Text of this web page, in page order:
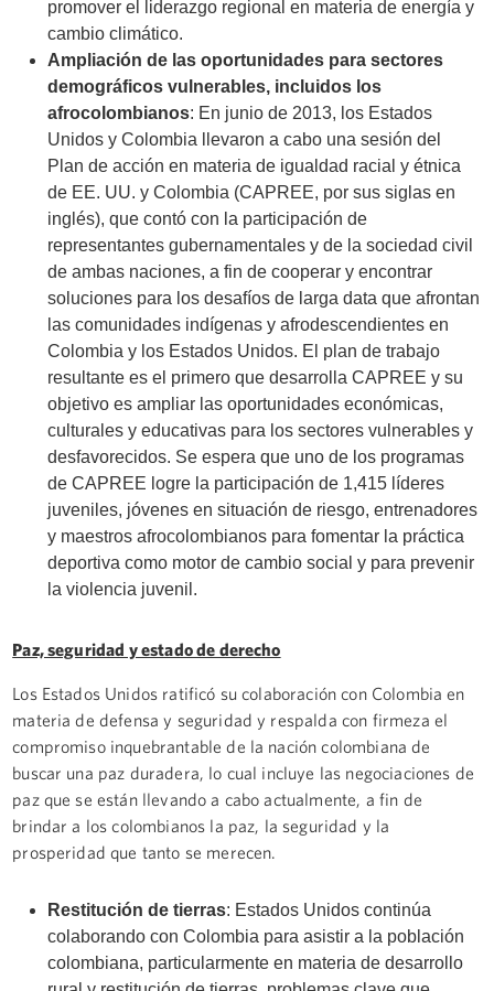
promover el liderazgo regional en materia de energía y
cambio climático.
Ampliación de las oportunidades para sectores
demográficos vulnerables, incluidos los
afrocolombianos: En junio de 2013, los Estados
Unidos y Colombia llevaron a cabo una sesión del
Plan de acción en materia de igualdad racial y étnica
de EE. UU. y Colombia (CAPREE, por sus siglas en
inglés), que contó con la participación de
representantes gubernamentales y de la sociedad civil
de ambas naciones, a fin de cooperar y encontrar
soluciones para los desafíos de larga data que afrontan
las comunidades indígenas y afrodescendientes en
Colombia y los Estados Unidos. El plan de trabajo
resultante es el primero que desarrolla CAPREE y su
objetivo es ampliar las oportunidades económicas,
culturales y educativas para los sectores vulnerables y
desfavorecidos. Se espera que uno de los programas
de CAPREE logre la participación de 1,415 líderes
juveniles, jóvenes en situación de riesgo, entrenadores
y maestros afrocolombianos para fomentar la práctica
deportiva como motor de cambio social y para prevenir
la violencia juvenil.
Paz, seguridad y estado de derecho
Los Estados Unidos ratificó su colaboración con Colombia en
materia de defensa y seguridad y respalda con firmeza el
compromiso inquebrantable de la nación colombiana de
buscar una paz duradera, lo cual incluye las negociaciones de
paz que se están llevando a cabo actualmente, a fin de
brindar a los colombianos la paz, la seguridad y la
prosperidad que tanto se merecen.
Restitución de tierras: Estados Unidos continúa
colaborando con Colombia para asistir a la población
colombiana, particularmente en materia de desarrollo